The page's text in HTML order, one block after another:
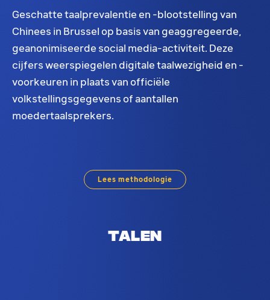
Geschatte taalprevalentie en -blootstelling van
Chinees in Brussel op basis van geaggregeerde,
geanonimiseerde social media-activiteit. Deze
cijfers weerspiegelen digitale taalwezigheid en -
voorkeuren in plaats van officiële
volkstellingsgegevens of aantallen
moedertaalsprekers.
Chinees taalverdeling in Brussel. Op basis van
Lees methodologie
Talen